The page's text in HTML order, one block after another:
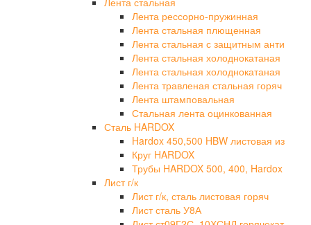
Лента рессорно-пружинная
Лента стальная плющенная
Лента стальная с защитным анти
Лента стальная холоднокатаная
Лента стальная холоднокатаная
Лента травленая стальная горяч
Лента штамповальная
Стальная лента оцинкованная
Сталь HARDOX
Hardox 450,500 HBW листовая из
Круг HARDOX
Трубы HARDOX 500, 400, Hardox
Лист г/к
Лист г/к, сталь листовая горяч
Лист сталь У8А